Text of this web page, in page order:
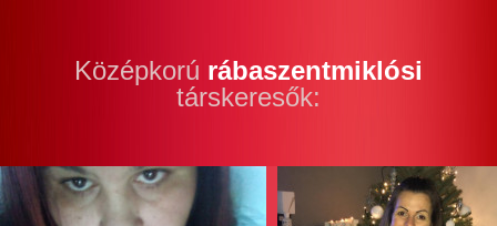
Középkorú rábaszentmiklósi
társkeresők: